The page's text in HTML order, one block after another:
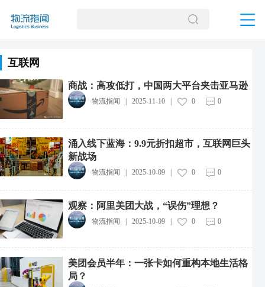
互联网
商战：高攻低打，中国两大平台夹击亚马逊
物流指闻 2025-11-10| 0 0
涌入线下蓝海：9.9元折扣超市，互联网巨头
新战场
物流指闻 | 2025-10-09| 0 0
观察：阿里美团大战，“误伤”理想？
物流指闻 | 2025-10-09| 0 0
美团会员半年：一张卡如何重构本地生活格
局？